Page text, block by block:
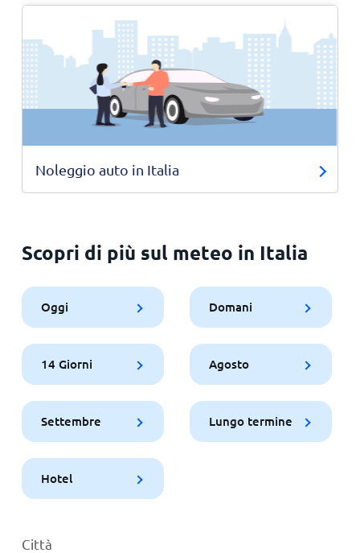
Noleggio auto in Italia
Scopri di più sul meteo in Italia
Oggi Domani
14 Giorni Agosto
Settembre Lungo termine
Hotel
Città